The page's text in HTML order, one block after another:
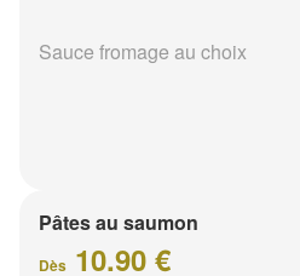
Sauce fromage au choix
Pâtes au saumon
Dès 10.90 €